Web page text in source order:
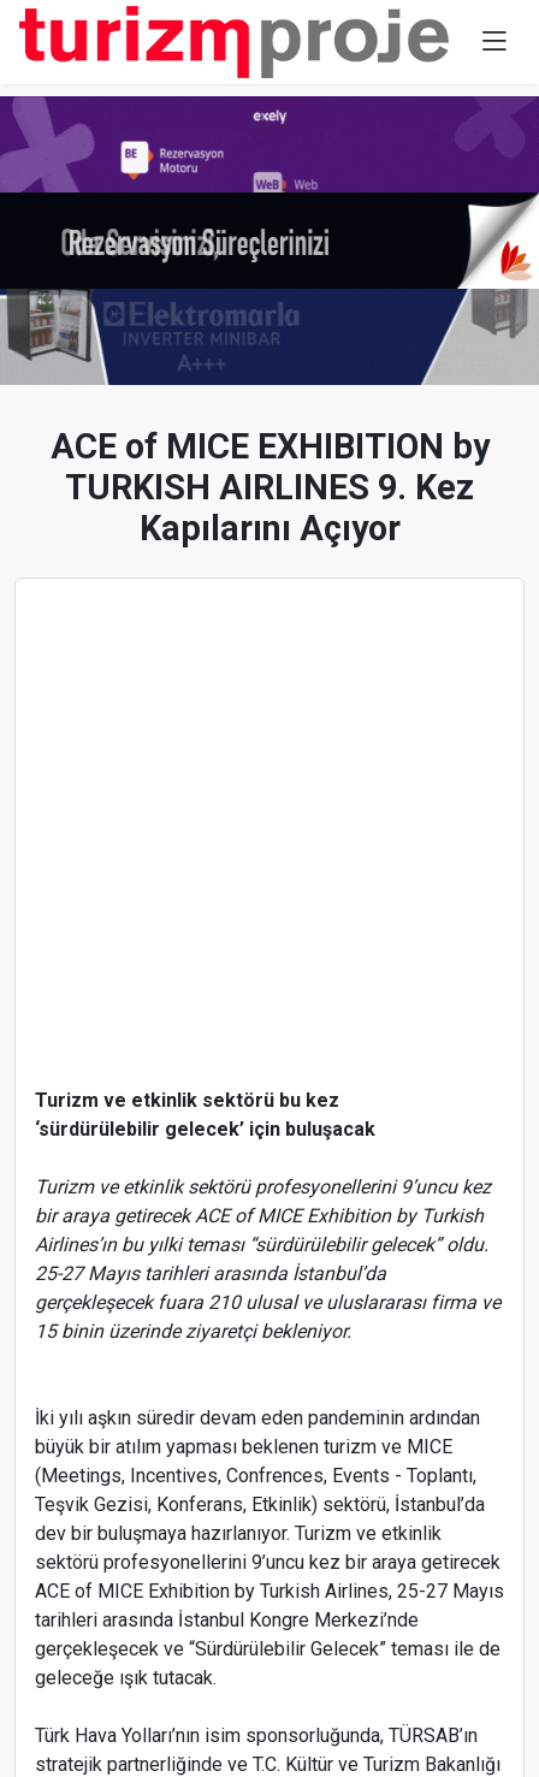
ACE of MICE EXHIBITION by
TURKISH AIRLINES 9. Kez
Kapılarını Açıyor
Turizm ve etkinlik sektörü bu kez
‘sürdürülebilir gelecek’ için buluşacak
Turizm ve etkinlik sektörü profesyonellerini 9’uncu kez
bir araya getirecek ACE of MICE Exhibition by Turkish
Airlines’ın bu yılki teması “sürdürülebilir gelecek” oldu.
25-27 Mayıs tarihleri arasında İstanbul’da
gerçekleşecek fuara 210 ulusal ve uluslararası firma ve
15 binin üzerinde ziyaretçi bekleniyor.
İki yılı aşkın süredir devam eden pandeminin ardından
büyük bir atılım yapması beklenen turizm ve MICE
(Meetings, Incentives, Confrences, Events - Toplantı,
Teşvik Gezisi, Konferans, Etkinlik) sektörü, İstanbul’da
dev bir buluşmaya hazırlanıyor. Turizm ve etkinlik
sektörü profesyonellerini 9’uncu kez bir araya getirecek
ACE of MICE Exhibition by Turkish Airlines, 25-27 Mayıs
tarihleri arasında İstanbul Kongre Merkezi’nde
gerçekleşecek ve “Sürdürülebilir Gelecek” teması ile de
geleceğe ışık tutacak.
Türk Hava Yolları’nın isim sponsorluğunda, TÜRSAB’ın
stratejik partnerliğinde ve T.C. Kültür ve Turizm Bakanlığı